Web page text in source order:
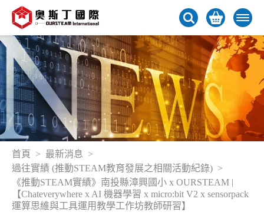
首頁
最新消息
過往實績 (推動STEAM教育發展之相關活動紀錄)
《推動STEAM實績》南投縣漳興國小 x OURSTEAM |
【Chateverywhere x AI 機器學習 x micro:bit V2 x sensorpack
運算思維與工具運用教學工作坊教師研習】